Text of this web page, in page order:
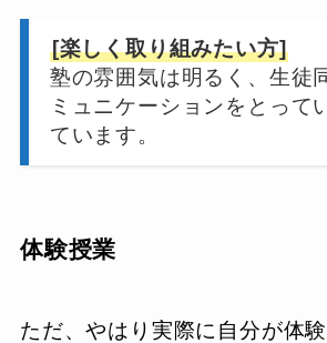
[楽しく取り組みたい方]
塾の雰囲気は明るく、生徒
ミュニケーションをとって
ています。
体験授業
ただ、やはり実際に自分が体